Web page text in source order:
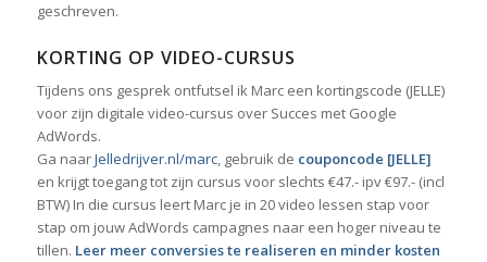
geschreven.
KORTING OP VIDEO-CURSUS
Tijdens ons gesprek ontfutsel ik Marc een kortingscode (JELLE)
voor zijn digitale video-cursus over Succes met Google
AdWords.
Ga naarJelledrijver.nl/marc, gebruik de couponcode [JELLE]
en krijgt toegang tot zijn cursus voor slechts €47.- ipv €97.- (incl
BTW) In die cursus leert Marc je in 20 video lessen stap voor
stap om jouw AdWords campagnes naar een hoger niveau te
tillen. Leer meer conversies te realiseren en minder kosten